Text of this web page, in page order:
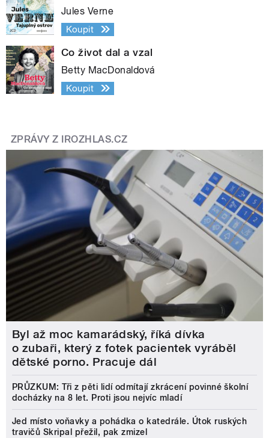
Jules Verne
Koupit
Co život dal a vzal
Betty MacDonaldová
Koupit
ZPRÁVY Z IROZHLAS.CZ
Byl až moc kamarádský, říká dívka
o zubaři, který z fotek pacientek vyráběl
dětské porno. Pracuje dál
PRŮZKUM: Tři z pěti lidí odmítají zkrácení povinné školní
docházky na 8 let. Proti jsou nejvíc mladí
Jed místo voňavky a pohádka o katedrále. Útok ruských
travičů Skripal přežil, pak zmizel